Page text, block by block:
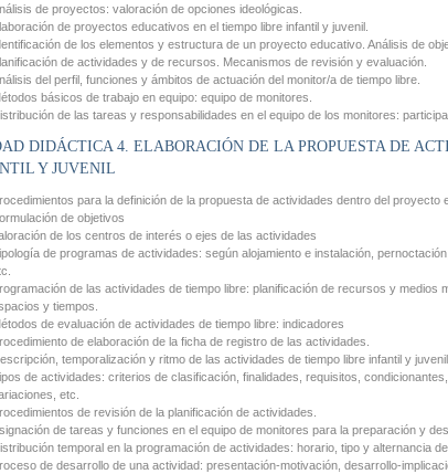
de proyectos: valoración de opciones ideológicas.
de proyectos educativos en el tiempo libre infantil y juvenil.
de los elementos y estructura de un proyecto educativo. Análisis de
de actividades y de recursos. Mecanismos de revisión y evaluación.
del perfil, funciones y ámbitos de actuación del monitor/a de tiempo libre.
básicos de trabajo en equipo: equipo de monitores.
de las tareas y responsabilidades en el equipo de los monitores:
DIDÁCTICA 4. ELABORACIÓN DE LA PROPUESTA DE
Y JUVENIL
para la definición de la propuesta de actividades dentro del proyecto
de objetivos
de los centros de interés o ejes de las actividades
de programas de actividades: según alojamiento e instalación,
de las actividades de tiempo libre: planificación de recursos y medios
y tiempos.
de evaluación de actividades de tiempo libre: indicadores
de elaboración de la ficha de registro de las actividades.
temporalización y ritmo de las actividades de tiempo libre infantil y juvenil
de actividades: criterios de clasificación, finalidades, requisitos,
etc.
de revisión de la planificación de actividades.
de tareas y funciones en el equipo de monitores para la preparación y
temporal en la programación de actividades: horario, tipo y alternancia
de desarrollo de una actividad: presentación-motivación, desarrollo-